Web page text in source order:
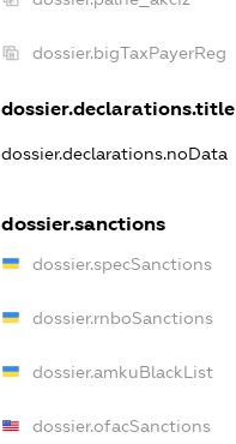
dossier.bigTaxPayerReg
dossier.declarations.title
dossier.declarations.noData
dossier.sanctions
dossier.specSanctions
dossier.rnboSanctions
dossier.amkuBlackList
dossier.ofacSanctions